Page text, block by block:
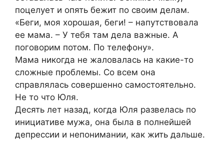
поцелует и опять бежит по своим делам.
«Беги, моя хорошая, беги! – напутствовала
ее мама. – У тебя там дела важные. А
поговорим потом. По телефону».
Мама никогда не жаловалась на какие-то
сложные проблемы. Со всем она
справлялась совершенно самостоятельно.
Не то что Юля.
Десять лет назад, когда Юля развелась по
инициативе мужа, она была в полнейшей
депрессии и непонимании, как жить дальше.